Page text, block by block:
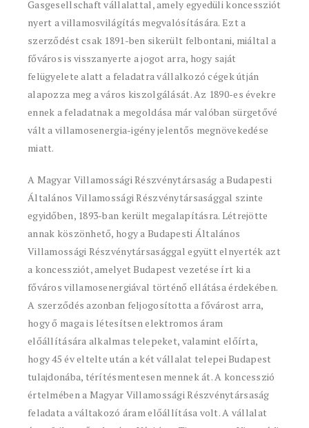
Gasgesellschaft vállalattal, amely egyedüli koncessziót
nyert a villamosvilágítás megvalósítására. Ezt a
szerződést csak 1891-ben sikerült felbontani, miáltal a
főváros is visszanyerte a jogot arra, hogy saját
felügyelete alatt a feladatra vállalkozó cégek útján
alapozza meg a város kiszolgálását. Az 1890-es évekre
ennek a feladatnak a megoldása már valóban sürgetővé
vált a villamosenergia-igény jelentős megnövekedése
miatt.
A Magyar Villamossági Részvénytársaság a Budapesti
Általános Villamossági Részvénytársasággal szinte
egyidőben, 1893-ban került megalapításra. Létrejötte
annak köszönhető, hogy a Budapesti Általános
Villamossági Részvénytársasággal együtt elnyerték azt
a koncessziót, amelyet Budapest vezetése írt ki a
főváros villamosenergiával történő ellátása érdekében.
A szerződés azonban feljogosította a fővárost arra,
hogy ő maga is létesítsen elektromos áram
előállítására alkalmas telepeket, valamint előírta,
hogy 45 év eltelte után a két vállalat telepei Budapest
tulajdonába, térítésmentesen mennek át. A koncesszió
értelmében a Magyar Villamossági Részvénytársaság
feladata a váltakozó áram előállítása volt. A vállalat